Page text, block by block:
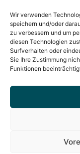
Wir verwenden
speichern und/oder
zu verbessern und um
diesen Technologien
Surfverhalten oder
Sie Ihre Zustimmung
Funktionen
Widerrufsbelehrung
n&n Verlag –